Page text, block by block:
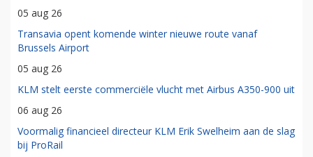
05 aug 26
Transavia opent komende winter nieuwe route vanaf
Brussels Airport
05 aug 26
KLM stelt eerste commerciële vlucht met Airbus A350-900 uit
06 aug 26
Voormalig financieel directeur KLM Erik Swelheim aan de slag
bij ProRail